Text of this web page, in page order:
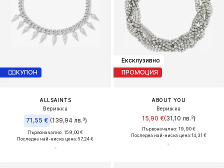
КУПОН
ALLSAINTS
Верижка
71,55 € (139,94 лв.³)
Първоначално: 159,00 €
Последна най-ниска цена:57,24 €
Ексклузивно
ПРОМОЦИЯ
ABOUT YOU
Верижка
15,90 €(31,10 лв.³)
Първоначално: 19,90 €
Последна най-ниска цена:14,31 €